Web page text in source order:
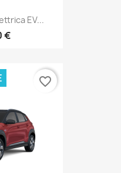
EV...
€
favorite_border